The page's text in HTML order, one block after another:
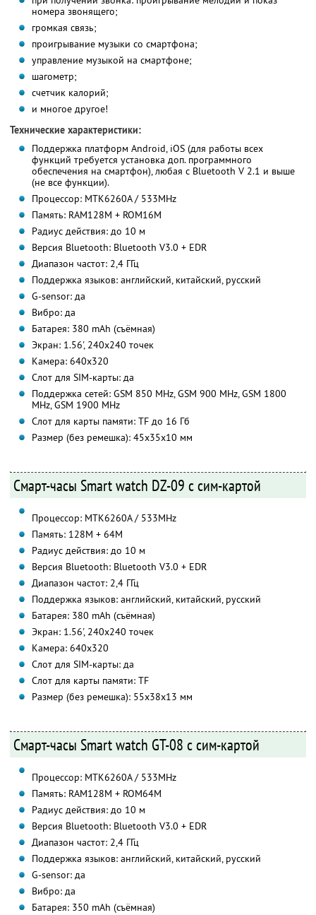
номера звонящего;
громкая связь;
проигрывание музыки со смартфона;
управление музыкой на смартфоне;
шагометр;
счетчик калорий;
и многое другое!
Технические характеристики:
Поддержка платформ Android, iOS (для работы всех
функций требуется установка доп. программного
обеспечения на смартфон), любая с Bluetooth V 2.1 и выше
(не все функции).
Процессор: MTK6260A / 533MHz
Память: RAM128M + ROM16M
Радиус действия: до 10 м
Версия Bluetooth: Bluetooth V3.0 + EDR
Диапазон частот: 2,4 ГГц
Поддержка языков: английский, китайский, русский
G-sensor: да
Вибро: да
Батарея: 380 mAh (съёмная)
Экран: 1.56', 240х240 точек
Камера: 640х320
Слот для SIM-карты: да
Поддержка сетей: GSM 850 MHz, GSM 900 MHz, GSM 1800
MHz, GSM 1900 MHz
Слот для карты памяти: TF до 16 Гб
Размер (без ремешка): 45х35х10 мм
Смарт-часы Smart watch DZ-09 с сим-картой
Процессор: MTK6260A / 533MHz
Память: 128M + 64M
Радиус действия: до 10 м
Версия Bluetooth: Bluetooth V3.0 + EDR
Диапазон частот: 2,4 ГГц
Поддержка языков: английский, китайский, русский
Батарея: 380 mAh (съёмная)
Экран: 1.56', 240х240 точек
Камера: 640х320
Слот для SIM-карты: да
Слот для карты памяти: TF
Размер (без ремешка): 55х38х13 мм
Смарт-часы Smart watch GT-08 с сим-картой
Процессор: MTK6260A / 533MHz
Память: RAM128M + ROM64M
Радиус действия: до 10 м
Версия Bluetooth: Bluetooth V3.0 + EDR
Диапазон частот: 2,4 ГГц
Поддержка языков: английский, китайский, русский
G-sensor: да
Вибро: да
Батарея: 350 mAh (съёмная)